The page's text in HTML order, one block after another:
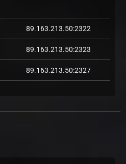
89.163.213.50:2322
89.163.213.50:2323
89.163.213.50:2327